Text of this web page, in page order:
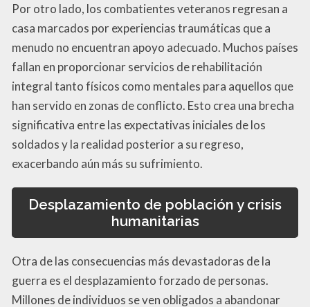
Por otro lado, los combatientes veteranos regresan a
casa marcados por experiencias traumáticas que a
menudo no encuentran apoyo adecuado. Muchos países
fallan en proporcionar servicios de rehabilitación
integral tanto físicos como mentales para aquellos que
han servido en zonas de conflicto. Esto crea una brecha
significativa entre las expectativas iniciales de los
soldados y la realidad posterior a su regreso,
exacerbando aún más su sufrimiento.
Desplazamiento de población y crisis
humanitarias
Otra de las consecuencias más devastadoras de la
guerra es el desplazamiento forzado de personas.
Millones de individuos se ven obligados a abandonar